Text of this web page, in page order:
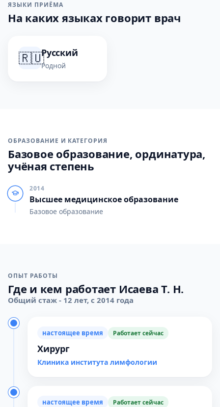
ЯЗЫКИ ПРИЁМА
На каких языках говорит врач
🇷🇺Русский
Родной
ОБРАЗОВАНИЕ И КАТЕГОРИЯ
Базовое образование, ординатура,
учёная степень
2014
Высшее медицинское образование
Базовое образование
ОПЫТ РАБОТЫ
Где и кем работает Исаева Т. Н.
Общий стаж - 12 лет, с 2014 года
настоящее время Работает сейчас
Хирург
Клиника института лимфологии
настоящее время Работает сейчас